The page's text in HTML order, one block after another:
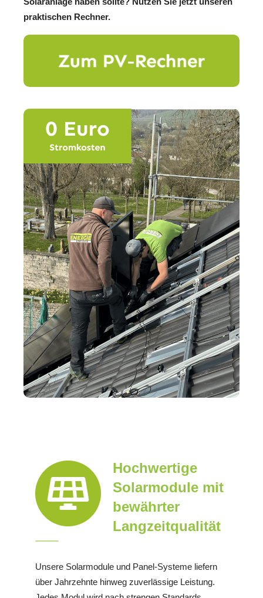
praktischen Rechner.
Hochwertige
Solarmodule mit
bewährter
Langzeitqualität
Unsere Solarmodule und Panel-Systeme liefern
über Jahrzehnte hinweg zuverlässige Leistung.